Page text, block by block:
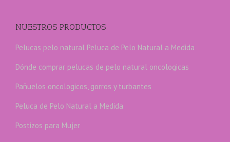
NUESTROS PRODUCTOS
Pelucas pelo natural Peluca de Pelo Natural a Medida
Dónde comprar pelucas de pelo natural oncologicas
Pañuelos oncologicos, gorros y turbantes
Peluca de Pelo Natural a Medida
Postizos para Mujer